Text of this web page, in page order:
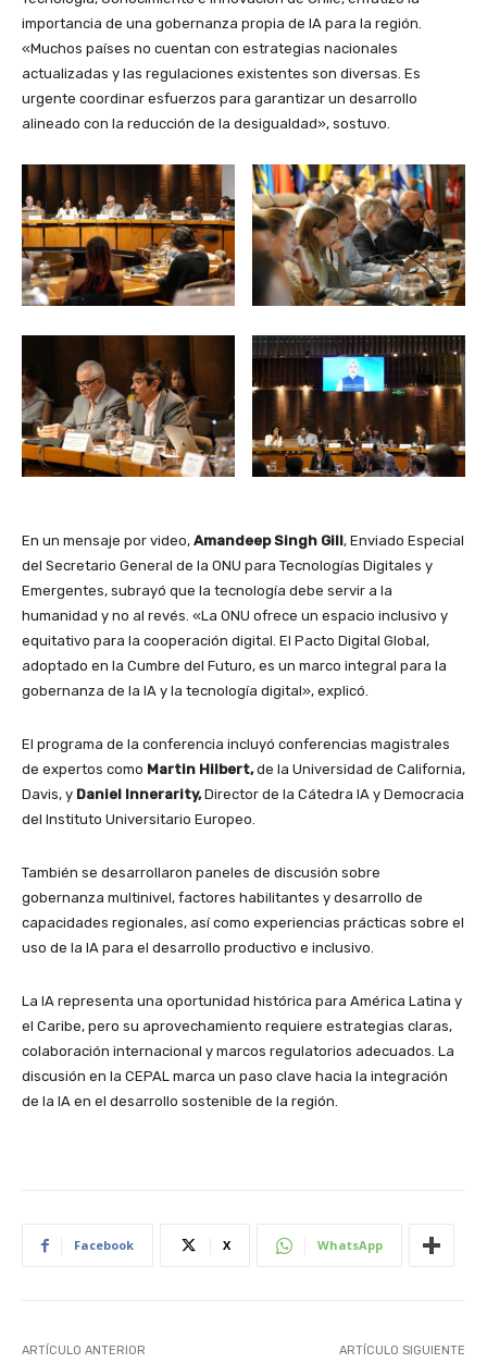
importancia de una gobernanza propia de IA para la región.
«Muchos países no cuentan con estrategias nacionales
actualizadas y las regulaciones existentes son diversas. Es
urgente coordinar esfuerzos para garantizar un desarrollo
alineado con la reducción de la desigualdad», sostuvo.
En un mensaje por video, Amandeep Singh Gill, Enviado Especial
del Secretario General de la ONU para Tecnologías Digitales y
Emergentes, subrayó que la tecnología debe servir a la
humanidad y no al revés. «La ONU ofrece un espacio inclusivo y
equitativo para la cooperación digital. El Pacto Digital Global,
adoptado en la Cumbre del Futuro, es un marco integral para la
gobernanza de la IA y la tecnología digital», explicó.
El programa de la conferencia incluyó conferencias magistrales
de expertos como Martin Hilbert,de la Universidad de California,
Davis, y Daniel Innerarity,Director de la Cátedra IA y Democracia
del Instituto Universitario Europeo.
También se desarrollaron paneles de discusión sobre
gobernanza multinivel, factores habilitantes y desarrollo de
capacidades regionales, así como experiencias prácticas sobre el
uso de la IA para el desarrollo productivo e inclusivo.
La IA representa una oportunidad histórica para América Latina y
el Caribe, pero su aprovechamiento requiere estrategias claras,
colaboración internacional y marcos regulatorios adecuados. La
discusión en la CEPAL marca un paso clave hacia la integración
de la IA en el desarrollo sostenible de la región.
Facebook X WhatsApp
ARTÍCULO ANTERIOR ARTÍCULO SIGUIENTE